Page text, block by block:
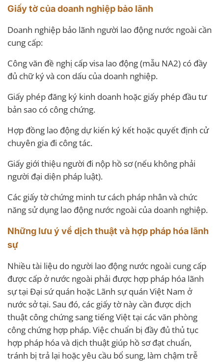
Giấy tờ của doanh nghiệp bảo lãnh
Doanh nghiệp bảo lãnh người lao động nước ngoài cần
cung cấp:
Công văn đề nghị cấp visa lao động (mẫu NA2) có đầy
đủ chữ ký và con dấu của doanh nghiệp.
Giấy phép đăng ký kinh doanh hoặc giấy phép đầu tư
bản sao có công chứng.
Hợp đồng lao động dự kiến ký kết hoặc quyết định cử
chuyên gia đi công tác.
Giấy giới thiệu người đi nộp hồ sơ (nếu không phải
người đại diện pháp luật).
Các giấy tờ chứng minh tư cách pháp nhân và chức
năng sử dụng lao động nước ngoài của doanh nghiệp.
Những lưu ý về dịch thuật và hợp pháp hóa lãnh
sự
Nhiều tài liệu do người lao động nước ngoài cung cấp
được cấp ở nước ngoài phải được hợp pháp hóa lãnh
sự tại Đại sứ quán hoặc Lãnh sự quán Việt Nam ở
nước sở tại. Sau đó, các giấy tờ này cần được dịch
thuật công chứng sang tiếng Việt tại các văn phòng
công chứng hợp pháp. Việc chuẩn bị đầy đủ thủ tục
hợp pháp hóa và dịch thuật giúp hồ sơ đạt chuẩn,
tránh bị trả lại hoặc yêu cầu bổ sung, làm chậm trễ